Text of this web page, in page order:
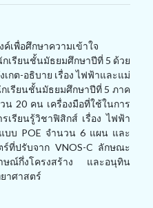
เพื่อศึกษาความเข้าใจ
เรียนชั้นมัธยมศึกษาปีที่ 5 ด้วย
กต-อธิบาย เรื่อง ไฟฟ้าและแม่
เรียนชั้นมัธยมศึกษาปีที่ 5 ภาค
น 20 คน เครื่องมือที่ใช้ในการ
เรียนรู้วิชาฟิสิกส์ เรื่อง ไฟฟ้า
บบ POE จำนวน 6 แผน และ
ที่ปรับจาก VNOS-C ลักษณะ
ษณ์กึ่งโครงสร้าง และอนุทิน
าศาสตร์